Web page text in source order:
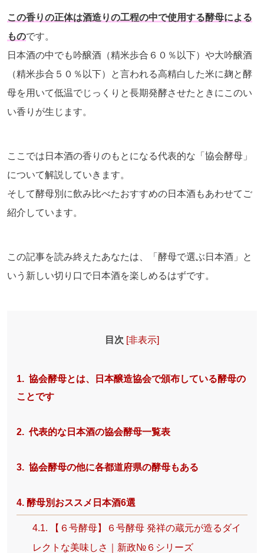
この香りの正体は酒造りの工程の中で使用する酵母による
ものです。
日本酒の中でも吟醸酒（精米歩合６０％以下）や大吟醸酒
（精米歩合５０％以下）と言われる高精白した米に麹と酵
母を用いて低温でじっくりと長期発酵させたときにこのい
い香りが生じます。
ここでは日本酒の香りのもとになる代表的な「協会酵母」
について解説していきます。
そして酵母別に飲み比べたおすすめの日本酒もあわせてご
紹介しています。
この記事を読み終えたあなたは、「酵母で選ぶ日本酒」と
いう新しい切り口で日本酒を楽しめるはずです。
目次 [非表示]
1. 協会酵母とは、日本醸造協会で頒布している酵母の
ことです
2. 代表的な日本酒の協会酵母一覧表
3. 協会酵母の他に各都道府県の酵母もある
4. 酵母別おススメ日本酒6選
4.1. 【６号酵母】６号酵母 発祥の蔵元が造るダイ
レクトな美味しさ｜新政№６シリーズ